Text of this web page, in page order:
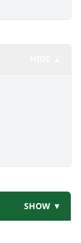
SHOW ▼